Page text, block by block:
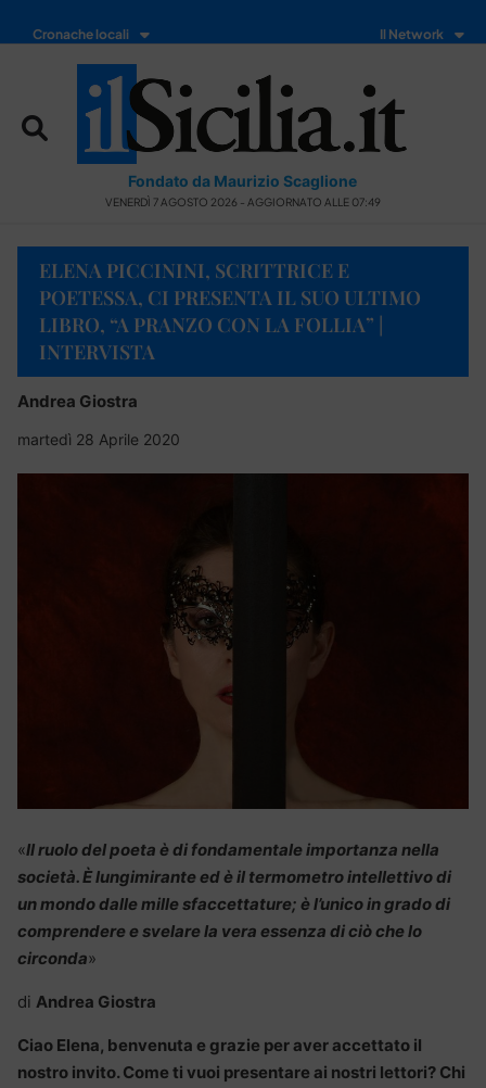
Cronache locali Il Network
Fondato da Maurizio Scaglione
VENERDÌ 7 AGOSTO 2026 - AGGIORNATO ALLE 07:49
ELENA PICCININI, SCRITTRICE E
POETESSA, CI PRESENTA IL SUO ULTIMO
LIBRO, “A PRANZO CON LA FOLLIA” |
INTERVISTA
Andrea Giostra
martedì 28 Aprile 2020
«Il ruolo del poeta è di fondamentale importanza nella
società. È lungimirante ed è il termometro intellettivo di
un mondo dalle mille sfaccettature; è l’unico in grado di
comprendere e svelare la vera essenza di ciò che lo
circonda»
di Andrea Giostra
Ciao Elena, benvenuta e grazie per aver accettato il
nostro invito. Come ti vuoi presentare ai nostri lettori? Chi